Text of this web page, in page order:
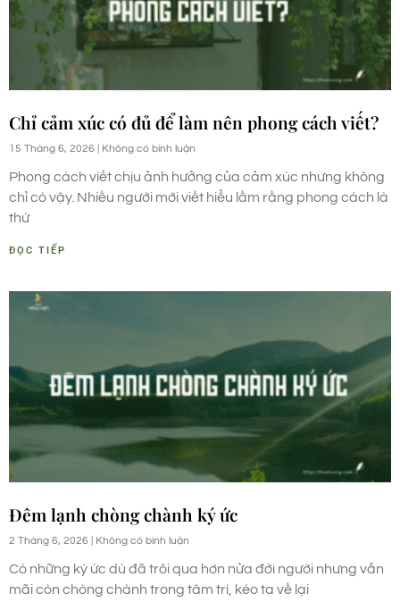
Chỉ cảm xúc có đủ để làm nên phong cách viết?
15 Tháng 6, 2026 Không có bình luận
Phong cách viết chịu ảnh hưởng của cảm xúc nhưng không
chỉ có vậy. Nhiều người mới viết hiểu lầm rằng phong cách là
thứ
ĐỌC TIẾP
Đêm lạnh chòng chành ký ức
2 Tháng 6, 2026 Không có bình luận
Có những ký ức dù đã trôi qua hơn nửa đời người nhưng vẫn
mãi còn chòng chành trong tâm trí, kéo ta về lại